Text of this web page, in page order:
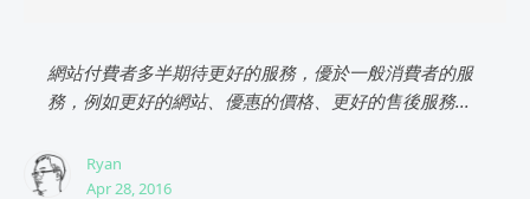
網站付費者多半期待更好的服務，優於一般消費者的服
務，例如更好的網站、優惠的價格、更好的售後服務...
Ryan
Apr 28, 2016